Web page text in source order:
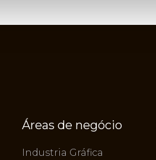
Áreas de negócio
Industria Gráfica